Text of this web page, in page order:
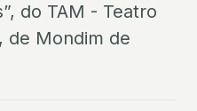
do TAM - Teatro
de Mondim de